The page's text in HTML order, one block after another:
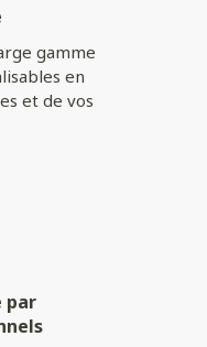
gamme
en
et de vos
par